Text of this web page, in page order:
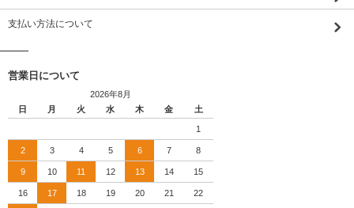
支払い方法について
営業日について
2026年8月
日
月 火 水 木 金 土
1
2 3 4 5 6 7 8
9 10 11 12 13 14 15
16 17 18 19 20 21 22